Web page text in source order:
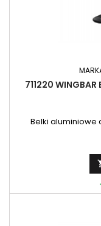
711220 WINGBAR
Belki aluminiowe